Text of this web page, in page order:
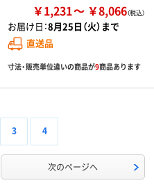
￥1,231 ￥8,066
お届け日：8月25日（火）まで
直送品
寸法・販売単位違いの商品が9商品あります
3 4
次のページへ